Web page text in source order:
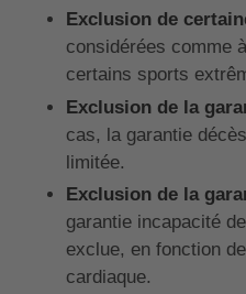
Exclusion de
considérées comme
certains sports
Exclusion de la
cas, la garantie
limitée.
Exclusion de la
garantie incapacité
exclue, en fonction
cardiaque.